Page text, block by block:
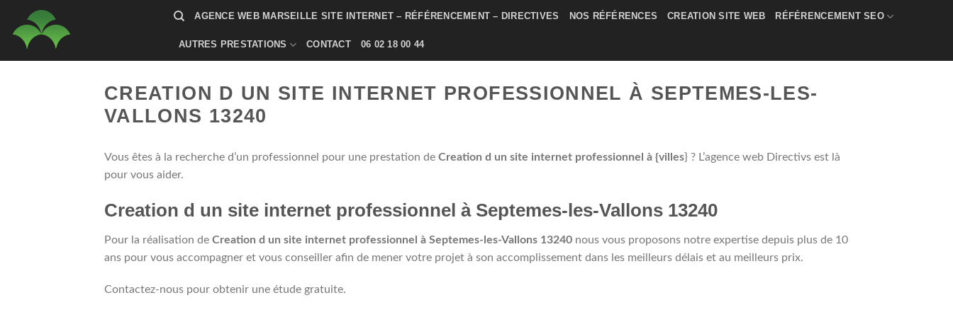
contenu
AGENCE WEB MARSEILLE SITE INTERNET – RÉFÉRENCEMENT – DIRECTIVES NOS RÉFÉRENCES CREATION SITE WEB RÉFÉRENCEMENT SEO
AUTRES PRESTATIONS CONTACT 06 02 18 00 44
CREATION D UN SITE INTERNET PROFESSIONNEL À SEPTEMES-LES-
VALLONS 13240
Vous êtes à la recherche d’un professionnel pour une prestation de Creation d un site internet professionnel à {villes} ? L’agence web Directivs est là
pour vous aider.
Creation d un site internet professionnel à Septemes-les-Vallons 13240
Pour la réalisation de Creation d un site internet professionnel à Septemes-les-Vallons 13240 nous vous proposons notre expertise depuis plus de 10
ans pour vous accompagner et vous conseiller afin de mener votre projet à son accomplissement dans les meilleurs délais et au meilleurs prix.
Contactez-nous pour obtenir une étude gratuite.